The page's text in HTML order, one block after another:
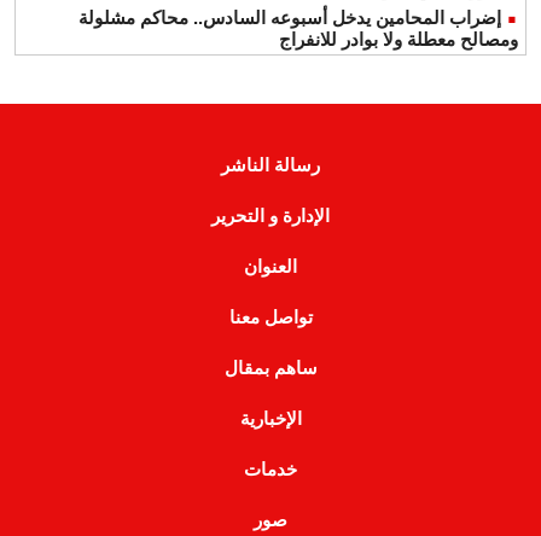
إضراب المحامين يدخل أسبوعه السادس.. محاكم مشلولة
ومصالح معطلة ولا بوادر للانفراج
رسالة الناشر
الإدارة و التحرير
العنوان
تواصل معنا
ساهم بمقال
الإخبارية
خدمات
صور